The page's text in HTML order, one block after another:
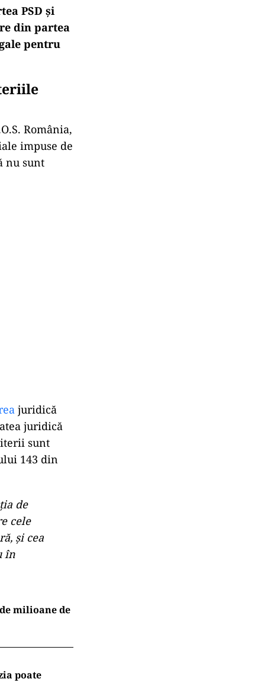
PSD și
din partea
pentru
România,
impuse de
nu sunt
juridică
juridică
sunt
143 din
de
cele
și cea
în
de milioane de
poate